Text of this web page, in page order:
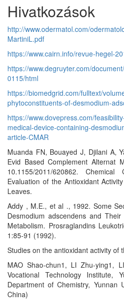
Hivatkozások
http://www.odermatol.com/
MartiniL.pdf
https://www.cairn.info/revue-hegel-
https://www.degruyter.com/
0115/html
https://biomedgrid.com/fulltext/
phytoconstituents-of-desmodium-
https://www.dovepress.com/
medical-device-containing-
article-CMAR
Muanda FN, Bouayed J, Djilani A,
Evid Based Complement Alternat
10.1155/2011/620862.
Evaluation of the Antioxidant
Leaves.
Addy , M.E., et al ., 1992. Some
Desmodium adscendens and
Metabolism. Prosraglandins
1:85-91 (1992).
Studies on the antioxidant activity of
MAO Shao-chun1, LI Zhu-ying1,
Vocational Technology Institute,
Department of Chemistry, Yunnan
China)